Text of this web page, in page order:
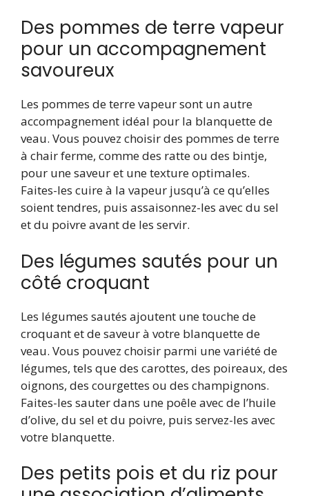
Des pommes de terre vapeur
pour un accompagnement
savoureux
Les pommes de terre vapeur sont un autre
accompagnement idéal pour la blanquette de
veau. Vous pouvez choisir des pommes de terre
à chair ferme, comme des ratte ou des bintje,
pour une saveur et une texture optimales.
Faites-les cuire à la vapeur jusqu’à ce qu’elles
soient tendres, puis assaisonnez-les avec du sel
et du poivre avant de les servir.
Des légumes sautés pour un
côté croquant
Les légumes sautés ajoutent une touche de
croquant et de saveur à votre blanquette de
veau. Vous pouvez choisir parmi une variété de
légumes, tels que des carottes, des poireaux, des
oignons, des courgettes ou des champignons.
Faites-les sauter dans une poêle avec de l’huile
d’olive, du sel et du poivre, puis servez-les avec
votre blanquette.
Des petits pois et du riz pour